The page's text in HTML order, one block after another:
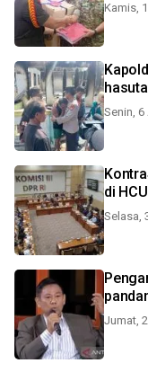
Kamis,
Senin, 6
di
Selasa,
Jumat,